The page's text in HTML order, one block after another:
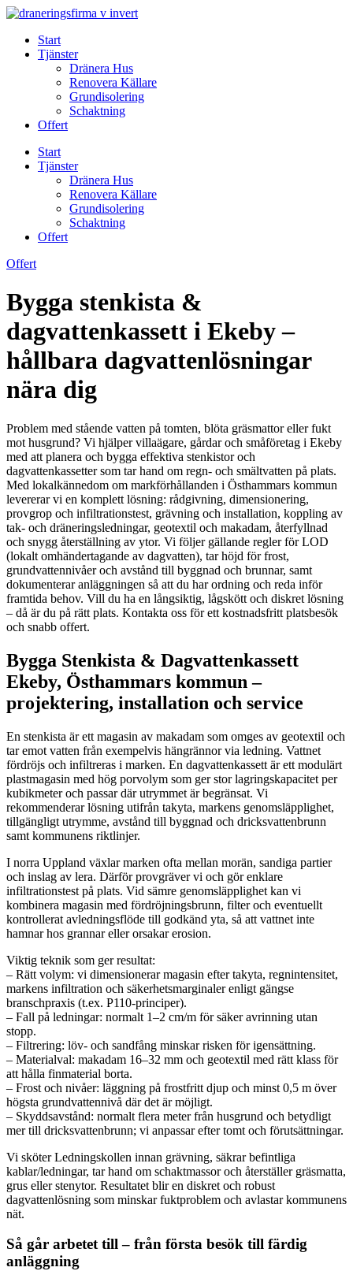
Skip
contentStart
Tjänster
Dränera Hus
Renovera Källare
Grundisolering
Schaktning
Offert
Start
Tjänster
Dränera Hus
Renovera Källare
Grundisolering
Schaktning
Offert
Offert
Bygga stenkista &
dagvattenkassett i Ekeby –
hållbara dagvattenlösningar
nära dig
Problem med stående vatten på tomten, blöta gräsmattor eller fukt
mot husgrund? Vi hjälper villaägare, gårdar och småföretag i Ekeby
med att planera och bygga effektiva stenkistor och
dagvattenkassetter som tar hand om regn- och smältvatten på plats.
Med lokalkännedom om markförhållanden i Östhammars kommun
levererar vi en komplett lösning: rådgivning, dimensionering,
provgrop och infiltrationstest, grävning och installation, koppling av
tak- och dräneringsledningar, geotextil och makadam, återfyllnad
och snygg återställning av ytor. Vi följer gällande regler för LOD
(lokalt omhändertagande av dagvatten), tar höjd för frost,
grundvattennivåer och avstånd till byggnad och brunnar, samt
dokumenterar anläggningen så att du har ordning och reda inför
framtida behov. Vill du ha en långsiktig, lågskött och diskret lösning
– då är du på rätt plats. Kontakta oss för ett kostnadsfritt platsbesök
och snabb offert.
Bygga Stenkista & Dagvattenkassett
Ekeby, Östhammars kommun –
projektering, installation och service
En stenkista är ett magasin av makadam som omges av geotextil och
tar emot vatten från exempelvis hängrännor via ledning. Vattnet
fördröjs och infiltreras i marken. En dagvattenkassett är ett modulärt
plastmagasin med hög porvolym som ger stor lagringskapacitet per
kubikmeter och passar där utrymmet är begränsat. Vi
rekommenderar lösning utifrån takyta, markens genomsläpplighet,
tillgängligt utrymme, avstånd till byggnad och dricksvattenbrunn
samt kommunens riktlinjer.
I norra Uppland växlar marken ofta mellan morän, sandiga partier
och inslag av lera. Därför provgräver vi och gör enklare
infiltrationstest på plats. Vid sämre genomsläpplighet kan vi
kombinera magasin med fördröjningsbrunn, filter och eventuellt
kontrollerat avledningsflöde till godkänd yta, så att vattnet inte
hamnar hos grannar eller orsakar erosion.
Viktig teknik som ger resultat:
– Rätt volym: vi dimensionerar magasin efter takyta, regnintensitet,
markens infiltration och säkerhetsmarginaler enligt gängse
branschpraxis (t.ex. P110-principer).
– Fall på ledningar: normalt 1–2 cm/m för säker avrinning utan
stopp.
– Filtrering: löv- och sandfång minskar risken för igensättning.
– Materialval: makadam 16–32 mm och geotextil med rätt klass för
att hålla finmaterial borta.
– Frost och nivåer: läggning på frostfritt djup och minst 0,5 m över
högsta grundvattennivå där det är möjligt.
– Skyddsavstånd: normalt flera meter från husgrund och betydligt
mer till dricksvattenbrunn; vi anpassar efter tomt och förutsättningar.
Vi sköter Ledningskollen innan grävning, säkrar befintliga
kablar/ledningar, tar hand om schaktmassor och återställer gräsmatta,
grus eller stenytor. Resultatet blir en diskret och robust
dagvattenlösning som minskar fuktproblem och avlastar kommunens
nät.
Så går arbetet till – från första besök till färdig
anläggning